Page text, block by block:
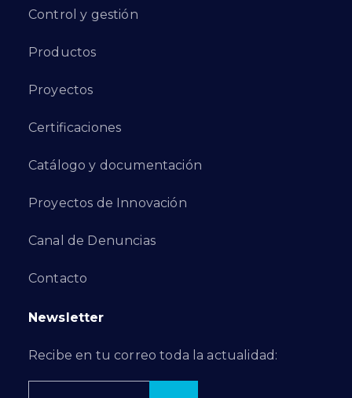
Control y gestión
Productos
Proyectos
Certificaciones
Catálogo y documentación
Proyectos de Innovación
Canal de Denuncias
Contacto
Newsletter
Recibe en tu correo toda la actualidad: